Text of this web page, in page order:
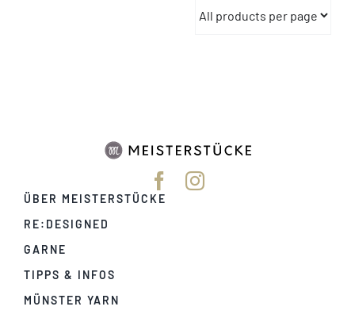
ÜBER MEISTERSTÜCKE
RE:DESIGNED
GARNE
TIPPS & INFOS
MÜNSTER YARN